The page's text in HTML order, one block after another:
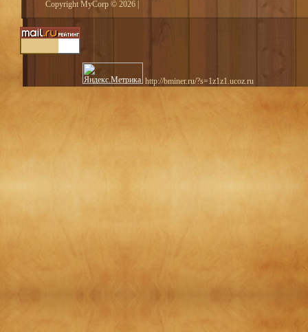
Copyright MyCorp © 2026
http://bminer.ru/?s=1z1z1.ucoz.ru